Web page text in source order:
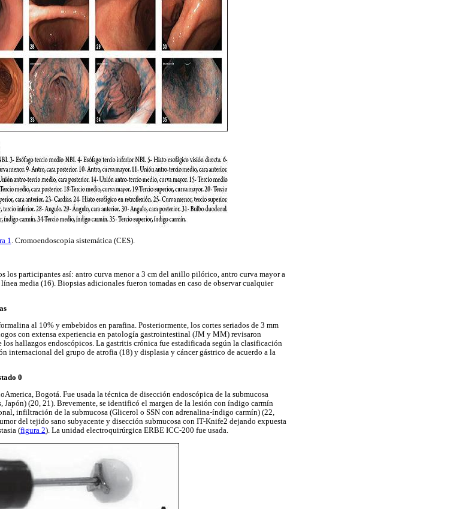
1. Cromoendoscopia sistemática (CES).
los participantes así: antro curva menor a 3 cm del anillo pilórico, antro curva mayor a
media (16). Biopsias adicionales fueron tomadas en caso de observar cualquier
al 10% y embebidos en parafina. Posteriormente, los cortes seriados de 3 mm
con extensa experiencia en patología gastrointestinal (JM y MM) revisaron
hallazgos endoscópicos. La gastritis crónica fue estadificada según la clasificación
internacional del grupo de atrofia (18) y displasia y cáncer gástrico de acuerdo a la
0
Bogotá. Fue usada la técnica de disección endoscópica de la submucosa
(20, 21). Brevemente, se identificó el margen de la lesión con índigo carmín
infiltración de la submucosa (Glicerol o SSN con adrenalina-índigo carmín) (22,
del tejido sano subyacente y disección submucosa con IT-Knife2 dejando expuesta
(figura 2). La unidad electroquirúrgica ERBE ICC-200 fue usada.